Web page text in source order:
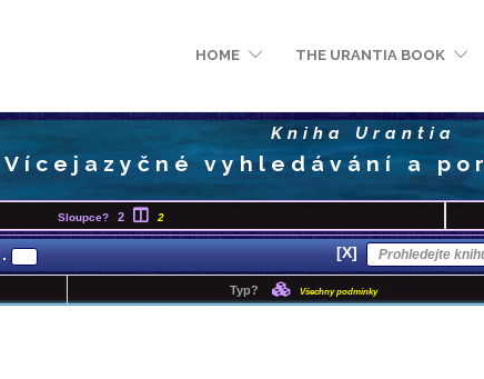
HOME THE URANTIA BOOK
Kniha Urantia
Vícejazyčné vyhledávání a
Sloupce? 2 2
[X]
Typ? Všechny podmínky